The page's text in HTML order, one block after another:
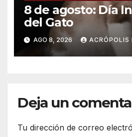
8 de agosto: Día
del Gato
AGO 8, 2026 ACRÓPOLIS
Deja un
Tu dirección de correo